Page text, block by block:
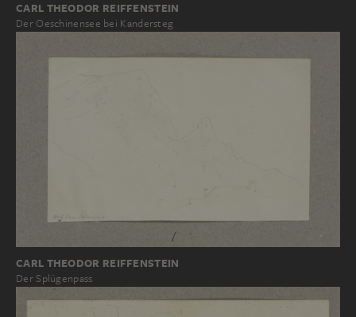
CARL THEODOR REIFFENSTEIN
Der Oeschinensee bei Kandersteg
CARL THEODOR REIFFENSTEIN
Der Splügenpass